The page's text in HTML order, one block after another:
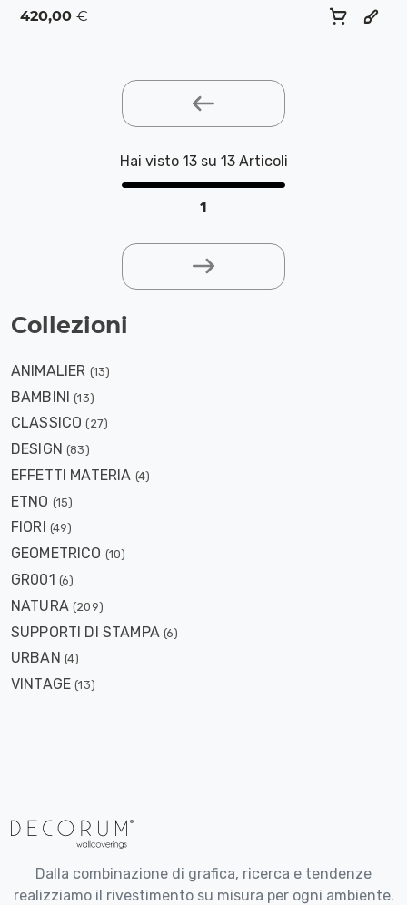
420,00€
Hai visto 13 su 13 Articoli
1
Collezioni
ANIMALIER (13)
BAMBINI (13)
CLASSICO (27)
DESIGN (83)
EFFETTI MATERIA (4)
ETNO (15)
FIORI (49)
GEOMETRICO (10)
GR001 (6)
NATURA (209)
SUPPORTI DI STAMPA (6)
URBAN (4)
VINTAGE (13)
Dalla combinazione di grafica, ricerca e tendenze
realizziamo il rivestimento su misura per ogni ambiente.